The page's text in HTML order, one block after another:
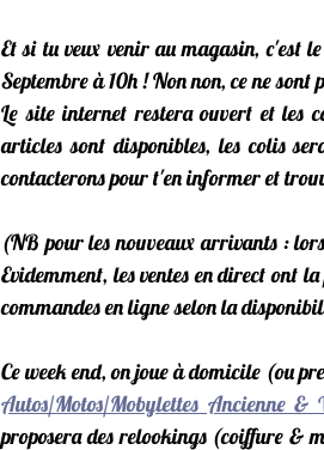
Et si tu veux venir au magasin, c'est
Septembre à 10h ! Non non, ce ne
Le site internet restera ouvert et les
articles sont disponibles, les colis
contacterons pour t'en informer et
(NB pour les nouveaux arrivants :
Evidemment, les ventes en direct ont
commandes en ligne selon la
Ce week end, on joue à domicile (ou
Autos/Motos/Mobylettes Ancienne &
proposera des relookings (coiffure &